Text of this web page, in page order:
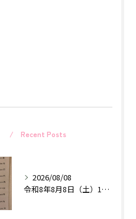
Recent Posts
2026/08/08
令和8年8月8日（土）18時〜24時